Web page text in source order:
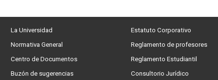
La Universidad
Normativa General
Centro de Documentos
Buzón de sugerencias
Estatuto Corporativo
Reglamento de profesores
Reglamento Estudiantil
Consultorio Jurídico